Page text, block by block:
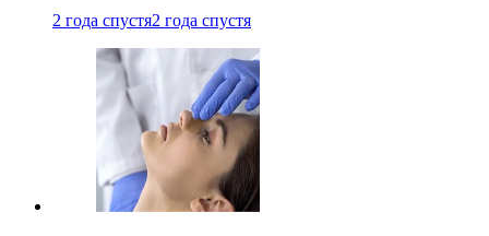
2 года спустя2 года спустя